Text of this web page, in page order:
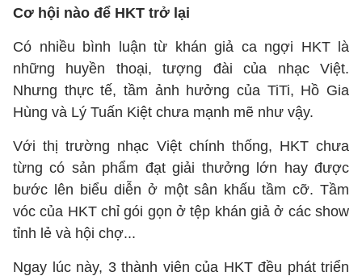
Cơ hội nào để HKT trở lại
Có nhiều bình luận từ khán giả ca ngợi HKT là
những huyền thoại, tượng đài của nhạc Việt.
Nhưng thực tế, tầm ảnh hưởng của TiTi, Hồ Gia
Hùng và Lý Tuấn Kiệt chưa mạnh mẽ như vậy.
Với thị trường nhạc Việt chính thống, HKT chưa
từng có sản phẩm đạt giải thưởng lớn hay được
bước lên biểu diễn ở một sân khấu tầm cỡ. Tầm
vóc của HKT chỉ gói gọn ở tệp khán giả ở các show
tỉnh lẻ và hội chợ...
Ngay lúc này, 3 thành viên của HKT đều phát triển